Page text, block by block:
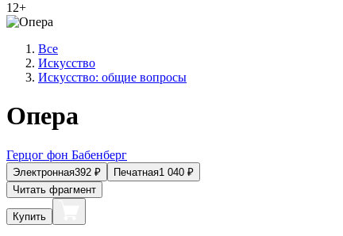
12+
Все
Искусство
Искусство: общие вопросы
Опера
Герцог фон Бабенберг
Электронная392 ₽ Печатная1 040 ₽
Читать фрагмент
Купить